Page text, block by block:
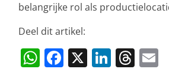
belangrijke rol als
Deel dit artikel:
W F X Li T